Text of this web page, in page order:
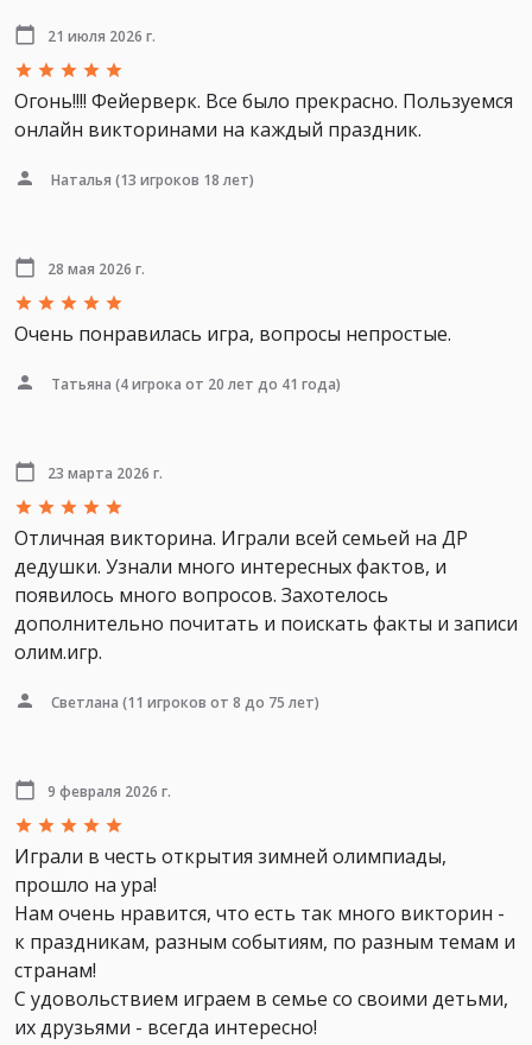
21 июля 2026 г.
Огонь!!!! Фейерверк. Все было прекрасно. Пользуемся
онлайн викторинами на каждый праздник.
Наталья (13 игроков 18 лет)
28 мая 2026 г.
Очень понравилась игра, вопросы непростые.
Татьяна (4 игрока от 20 лет до 41 года)
23 марта 2026 г.
Отличная викторина. Играли всей семьей на ДР
дедушки. Узнали много интересных фактов, и
появилось много вопросов. Захотелось
дополнительно почитать и поискать факты и записи
олим.игр.
Светлана (11 игроков от 8 до 75 лет)
9 февраля 2026 г.
Играли в честь открытия зимней олимпиады,
прошло на ура!
Нам очень нравится, что есть так много викторин -
к праздникам, разным событиям, по разным темам и
странам!
С удовольствием играем в семье со своими детьми,
их друзьями - всегда интересно!